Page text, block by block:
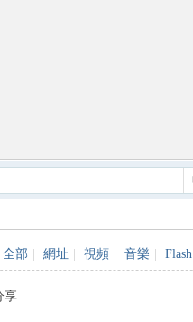
全部 網址 視頻 音樂 Flash
享